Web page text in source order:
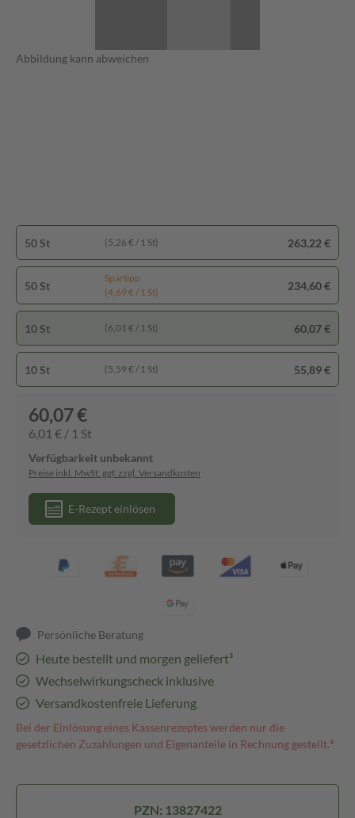
Abbildung kann abweichen
50 St (5,26 € / 1 St) 263,22 €
50 St
Spartipp
(4,69 € / 1 St)
234,60 €
10 St (6,01 € / 1 St) 60,07 €
10 St (5,59 € / 1 St) 55,89 €
60,07 €
6,01 € / 1 St
Verfügbarkeit unbekannt
Preise inkl. MwSt. ggf. zzgl. Versandkosten
E-Rezept einlösen
Persönliche Beratung
Heute bestellt und morgen geliefert³
Wechselwirkungscheck inklusive
Versandkostenfreie Lieferung
Bei der Einlösung eines Kassenrezeptes werden nur die
gesetzlichen Zuzahlungen und Eigenanteile in Rechnung gestellt.⁴
PZN: 13827422